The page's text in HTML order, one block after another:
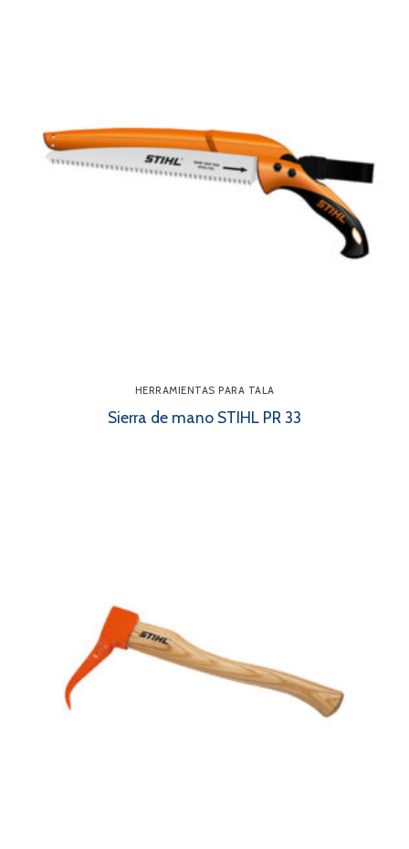
HERRAMIENTAS PARA TALA
Sierra de mano STIHL PR 33